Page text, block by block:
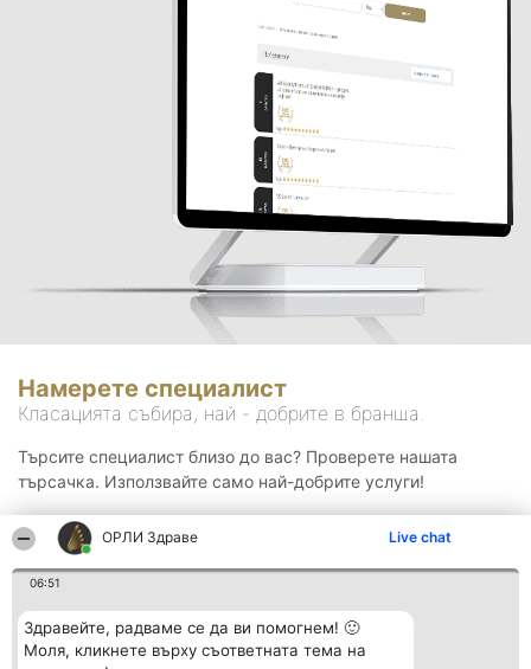
ОРЛИ Здраве Live chat
06:51
Здравейте, радваме се да ви помогнем! 🙂
Моля, кликнете върху съответната тема на
Намерете специалист
Класацията събира, най - добрите в бранша.
Търсите специалист близо до вас? Проверете нашата
търсачка. Използвайте само най-добрите услуги!